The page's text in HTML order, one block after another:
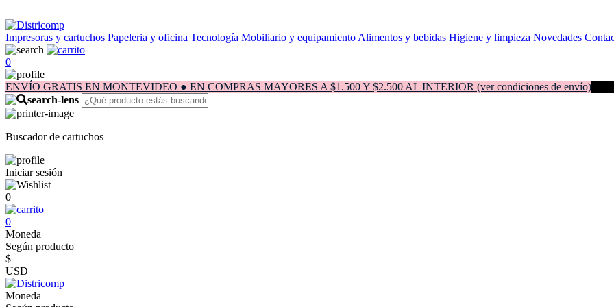
Impresoras y cartuchos Papeleria y oficina Tecnología Mobiliario y equipamiento Alimentos y bebidas Higiene y limpieza Novedades
0
ENVÍO GRATIS EN MONTEVIDEO ● EN COMPRAS MAYORES A $1.500 Y $2.500 AL INTERIOR (ver condiciones de envío)
Buscador de cartuchos
Iniciar sesión
0
0
Moneda
Según producto
$
USD
Moneda